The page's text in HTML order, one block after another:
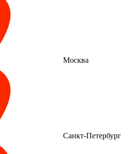
Москва
Санкт-Петербург